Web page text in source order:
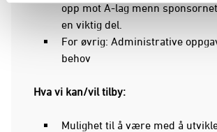
opp mot A-lag menn
en viktig del.
For øvrig: Administrative
behov
Hva vi kan/vil tilby:
Mulighet til å være med å